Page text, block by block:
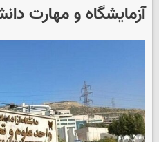
آزمایشگاه و مهارت